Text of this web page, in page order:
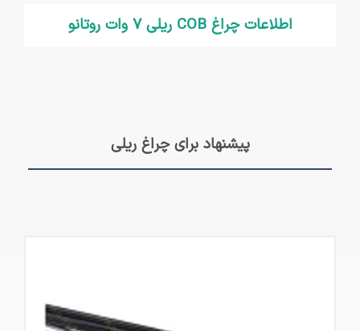
اطلاعات چراغ COB ریلی 7 وات روتانو
پیشنهاد برای چراغ ریلی